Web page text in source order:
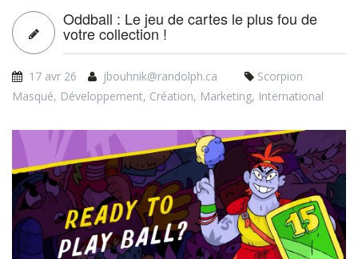
Oddball : Le jeu de cartes le plus fou de
votre collection !
17 avr 26 jbouhnik@randolph.ca
Scorpion
Masqué, Développement, Création, Marketing, International
vlcsnap-2026-04-15-
13h52m17s280.png